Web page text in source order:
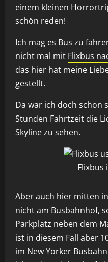
einem kleinen
schön reden!
Ich mag es Bus zu
nicht mal mit Flixbus
das hier hat meine
gestellt.
Da war ich doch schon
Stunden Fahrtzeit die
Skyline zu sehen.
Flixbus
Aber auch hier mitten
nicht am Busbahnhof,
Parkplatz neben dem
ist in diesem Fall aber
im New Yorker